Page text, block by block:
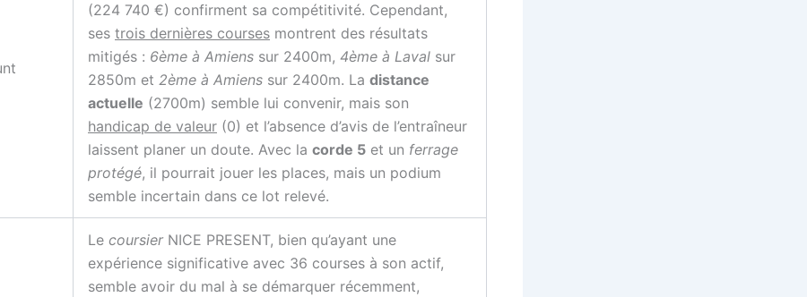
(224 740 €) confirment sa compétitivité. Cependant,
ses trois dernières courses montrent des résultats
mitigés : 6ème à Amiens sur 2400m, 4ème à Laval sur
2850m et 2ème à Amiens sur 2400m. La distance
actuelle (2700m) semble lui convenir, mais son
handicap de valeur (0) et l’absence d’avis de l’entraîneur
laissent planer un doute. Avec la corde 5 et un ferrage
protégé, il pourrait jouer les places, mais un podium
semble incertain dans ce lot relevé.
Le coursierNICE PRESENT, bien qu’ayant une
expérience significative avec 36 courses à son actif,
semble avoir du mal à se démarquer récemment,